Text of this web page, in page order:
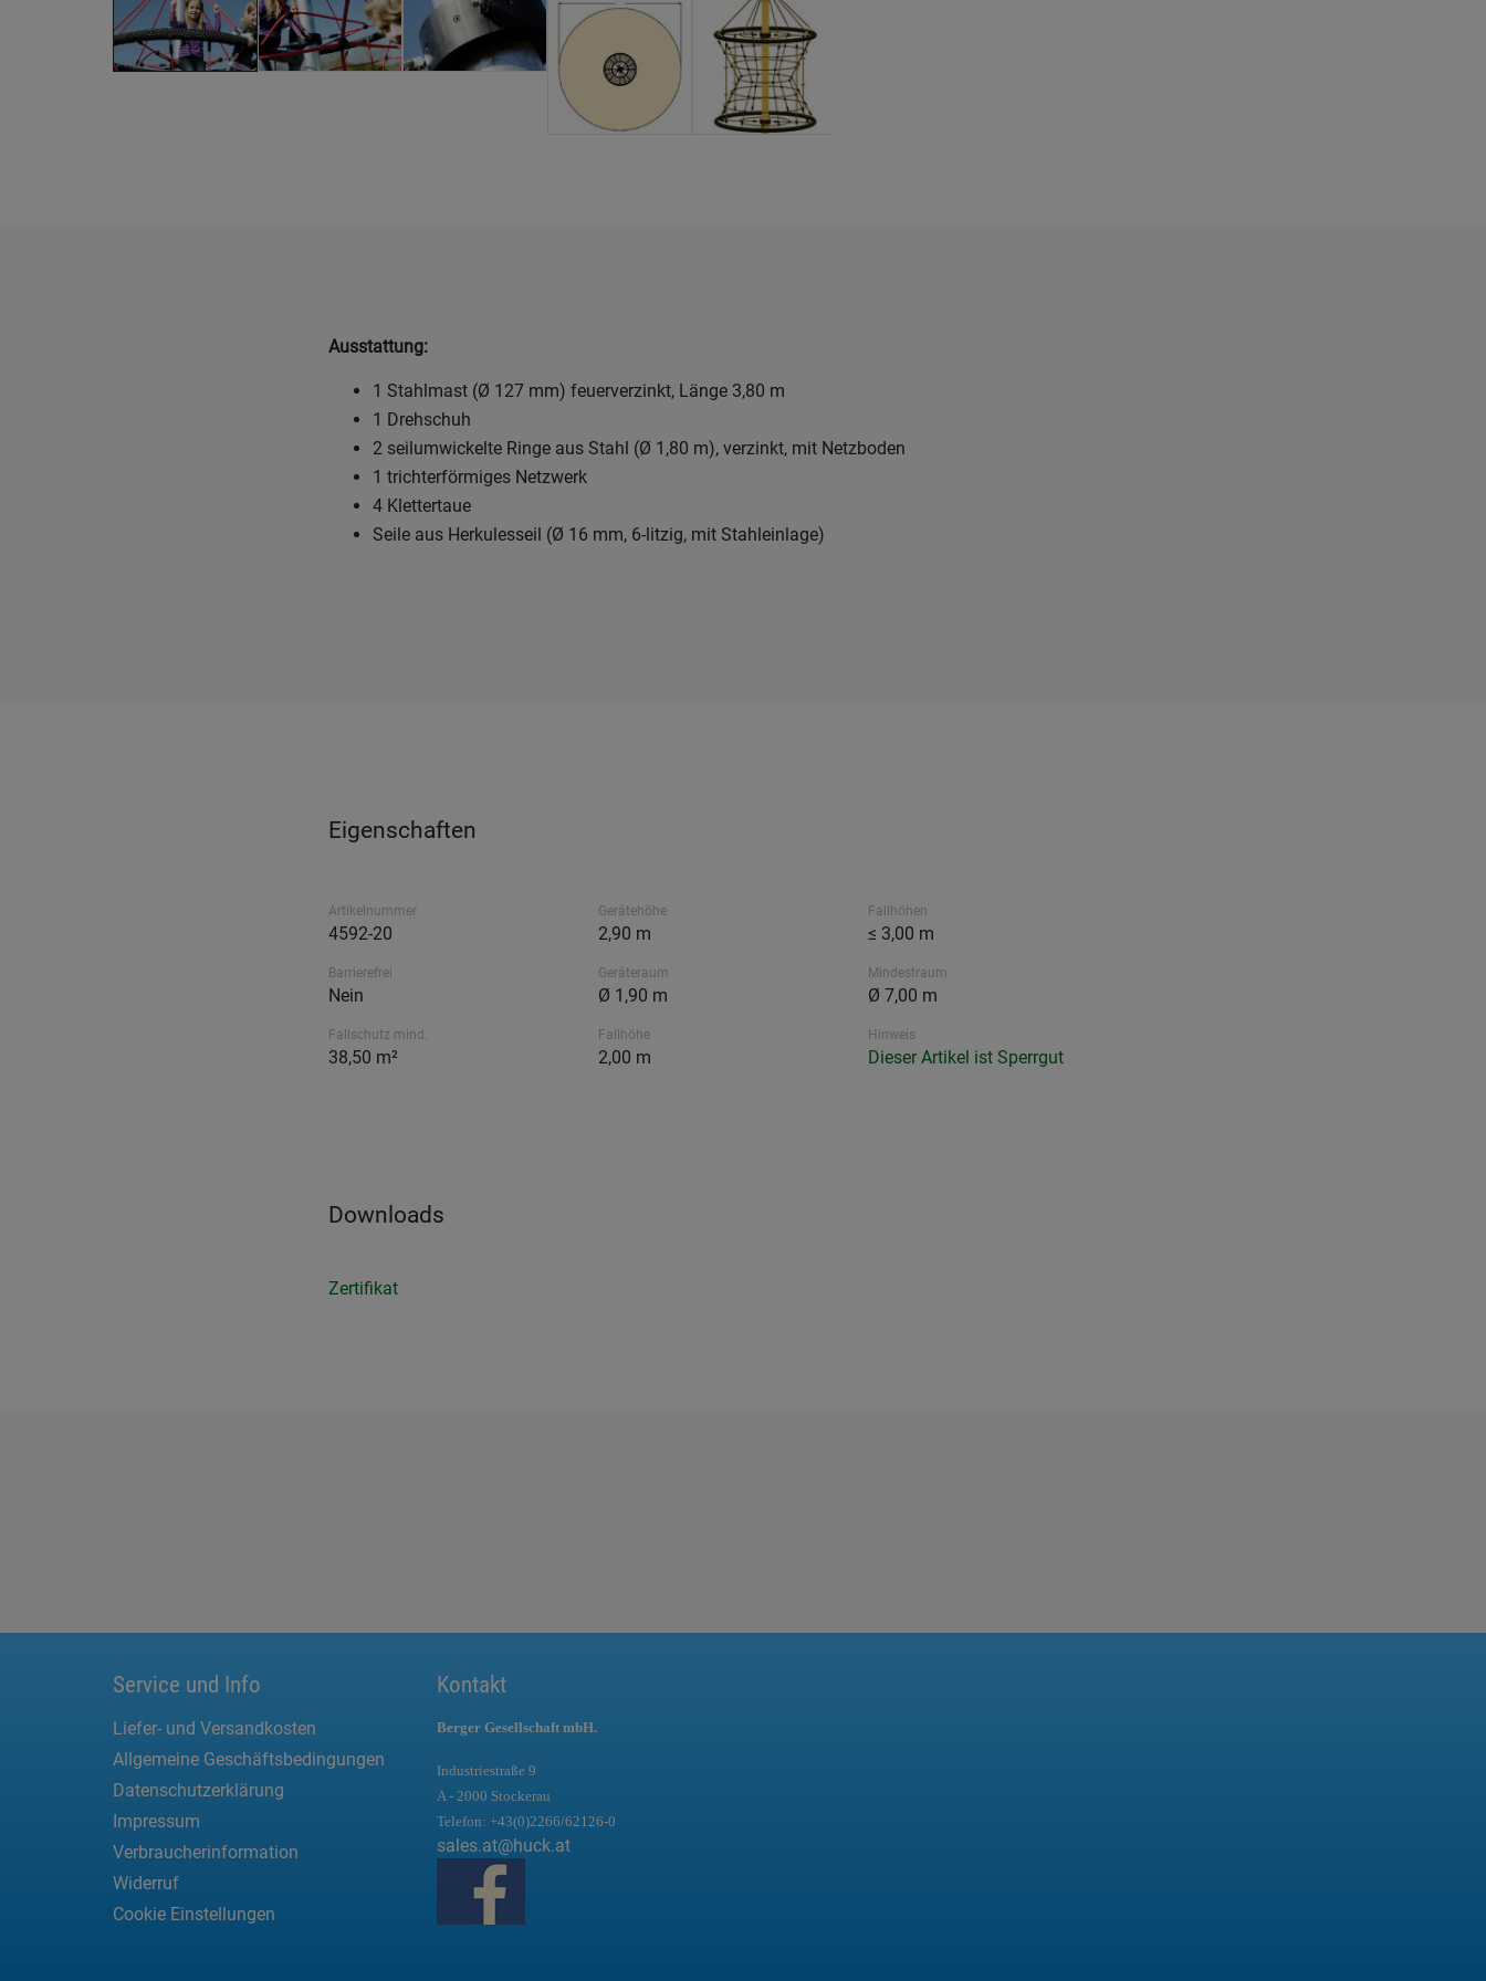
Ausstattung:
1 Stahlmast (Ø 127 mm) feuerverzinkt, Länge 3,80 m
1 Drehschuh
2 seilumwickelte Ringe aus Stahl (Ø 1,80 m), verzinkt, mit Netzboden
1 trichterförmiges Netzwerk
4 Klettertaue
Seile aus Herkulesseil (Ø 16 mm, 6-litzig, mit Stahleinlage)
Eigenschaften
Artikelnummer
4592-20
Gerätehöhe
2,90 m
Fallhöhen
≤ 3,00 m
Barrierefrei
Nein
Geräteraum
Ø 1,90 m
Mindestraum
Ø 7,00 m
Fallschutz mind.
38,50 m²
Fallhöhe
2,00 m
Hinweis
Dieser Artikel ist Sperrgut
Downloads
Zertifikat
Service und Info
Liefer- und Versandkosten
Allgemeine Geschäftsbedingungen
Datenschutzerklärung
Impressum
Verbraucherinformation
Widerruf
Cookie Einstellungen
Kontakt
Berger Gesellschaft mbH.
Industriestraße 9
A - 2000 Stockerau
Telefon: +43(0)2266/62126-0
sales.at@huck.at